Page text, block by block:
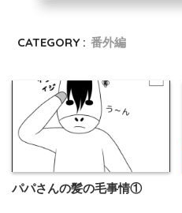
CATEGORY : 番外編
パパさんの髪の毛事情①